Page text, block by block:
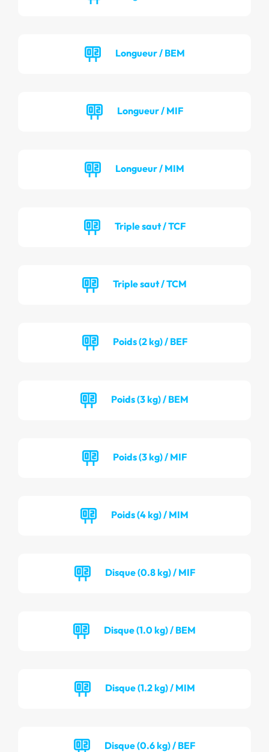
Longueur / BEM
Longueur / MIF
Longueur / MIM
Triple saut / TCF
Triple saut / TCM
Poids (2 kg) / BEF
Poids (3 kg) / BEM
Poids (3 kg) / MIF
Poids (4 kg) / MIM
Disque (0.8 kg) / MIF
Disque (1.0 kg) / BEM
Disque (1.2 kg) / MIM
Disque (0.6 kg) / BEF